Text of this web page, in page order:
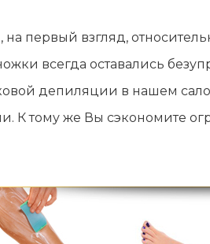
первый взгляд,
всегда оставались
депиляции в нашем
К тому же Вы сэкономите